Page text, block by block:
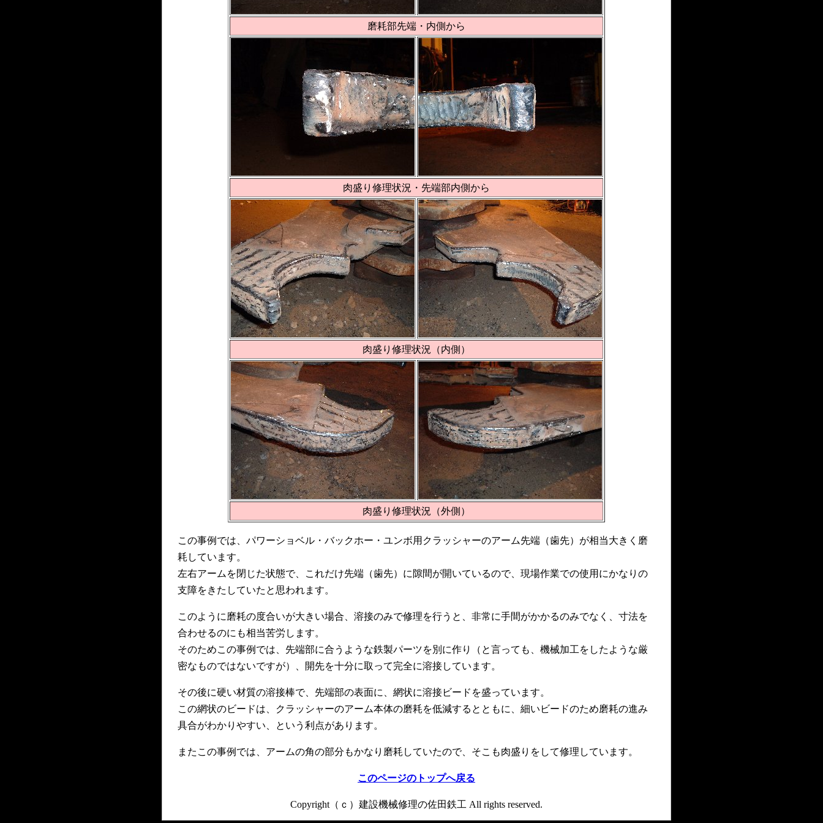
磨耗部先端・内側から
肉盛り修理状況・先端部内側から
肉盛り修理状況（内側）
肉盛り修理状況（外側）
この事例では、パワーショベル・バックホー・ユンボ用クラッシャーのアーム先端（歯先）が相当大きく磨
耗しています。
左右アームを閉じた状態で、これだけ先端（歯先）に隙間が開いているので、現場作業での使用にかなりの
支障をきたしていたと思われます。
このように磨耗の度合いが大きい場合、溶接のみで修理を行うと、非常に手間がかかるのみでなく、寸法を
合わせるのにも相当苦労します。
そのためこの事例では、先端部に合うような鉄製パーツを別に作り（と言っても、機械加工をしたような厳
密なものではないですが）、開先を十分に取って完全に溶接しています。
その後に硬い材質の溶接棒で、先端部の表面に、網状に溶接ビードを盛っています。
この網状のビードは、クラッシャーのアーム本体の磨耗を低減するとともに、細いビードのため磨耗の進み
具合がわかりやすい、という利点があります。
またこの事例では、アームの角の部分もかなり磨耗していたので、そこも肉盛りをして修理しています。
このページのトップへ戻る
Copyright（ｃ）建設機械修理の佐田鉄工 All rights reserved.